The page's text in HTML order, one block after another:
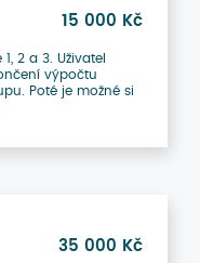
15 000 Kč
2 a 3. Uživatel
výpočtu
Poté je možné si
35 000 Kč